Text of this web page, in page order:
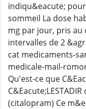
indiqu&eacute;
sommeil La dose
mg par jour, pris au
intervalles de 2
cat medicaments-
medicale-mail-
Qu'est-ce que
(citalopram) Ce